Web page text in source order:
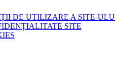
DE UTILIZARE A SITE-ULU
SITE